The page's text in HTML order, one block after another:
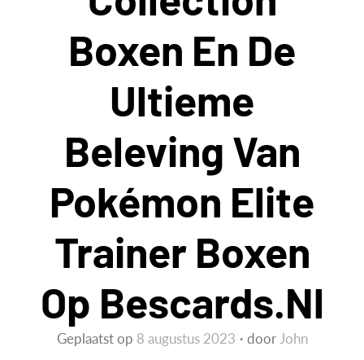
Boxen En De
Ultieme
Beleving Van
Pokémon Elite
Trainer Boxen
Op Bescards.nl
Geplaatst op 8 augustus 2023 door John